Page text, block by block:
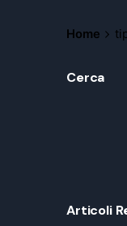
Home
Cerca
Articoli